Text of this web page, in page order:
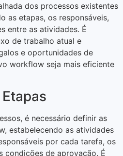
dos processos existentes
as etapas, os responsáveis,
entre as atividades. É
de trabalho atual e
e oportunidades de
workflow seja mais eficiente
é necessário definir as
estabelecendo as atividades
por cada tarefa, os
condições de aprovação. É